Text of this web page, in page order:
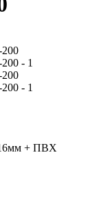
+ ПВХ